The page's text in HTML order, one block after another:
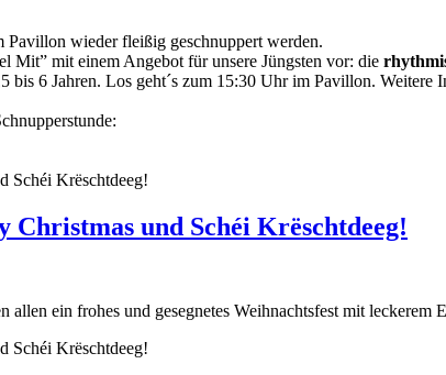
wieder fleißig geschnuppert werden.
Mit” mit einem Angebot für unsere Jüngsten vor: die
6 Jahren. Los geht´s zum 15:30 Uhr im Pavillon. Weitere
und Schéi Krëschtdeeg!
ein frohes und gesegnetes Weihnachtsfest mit leckerem